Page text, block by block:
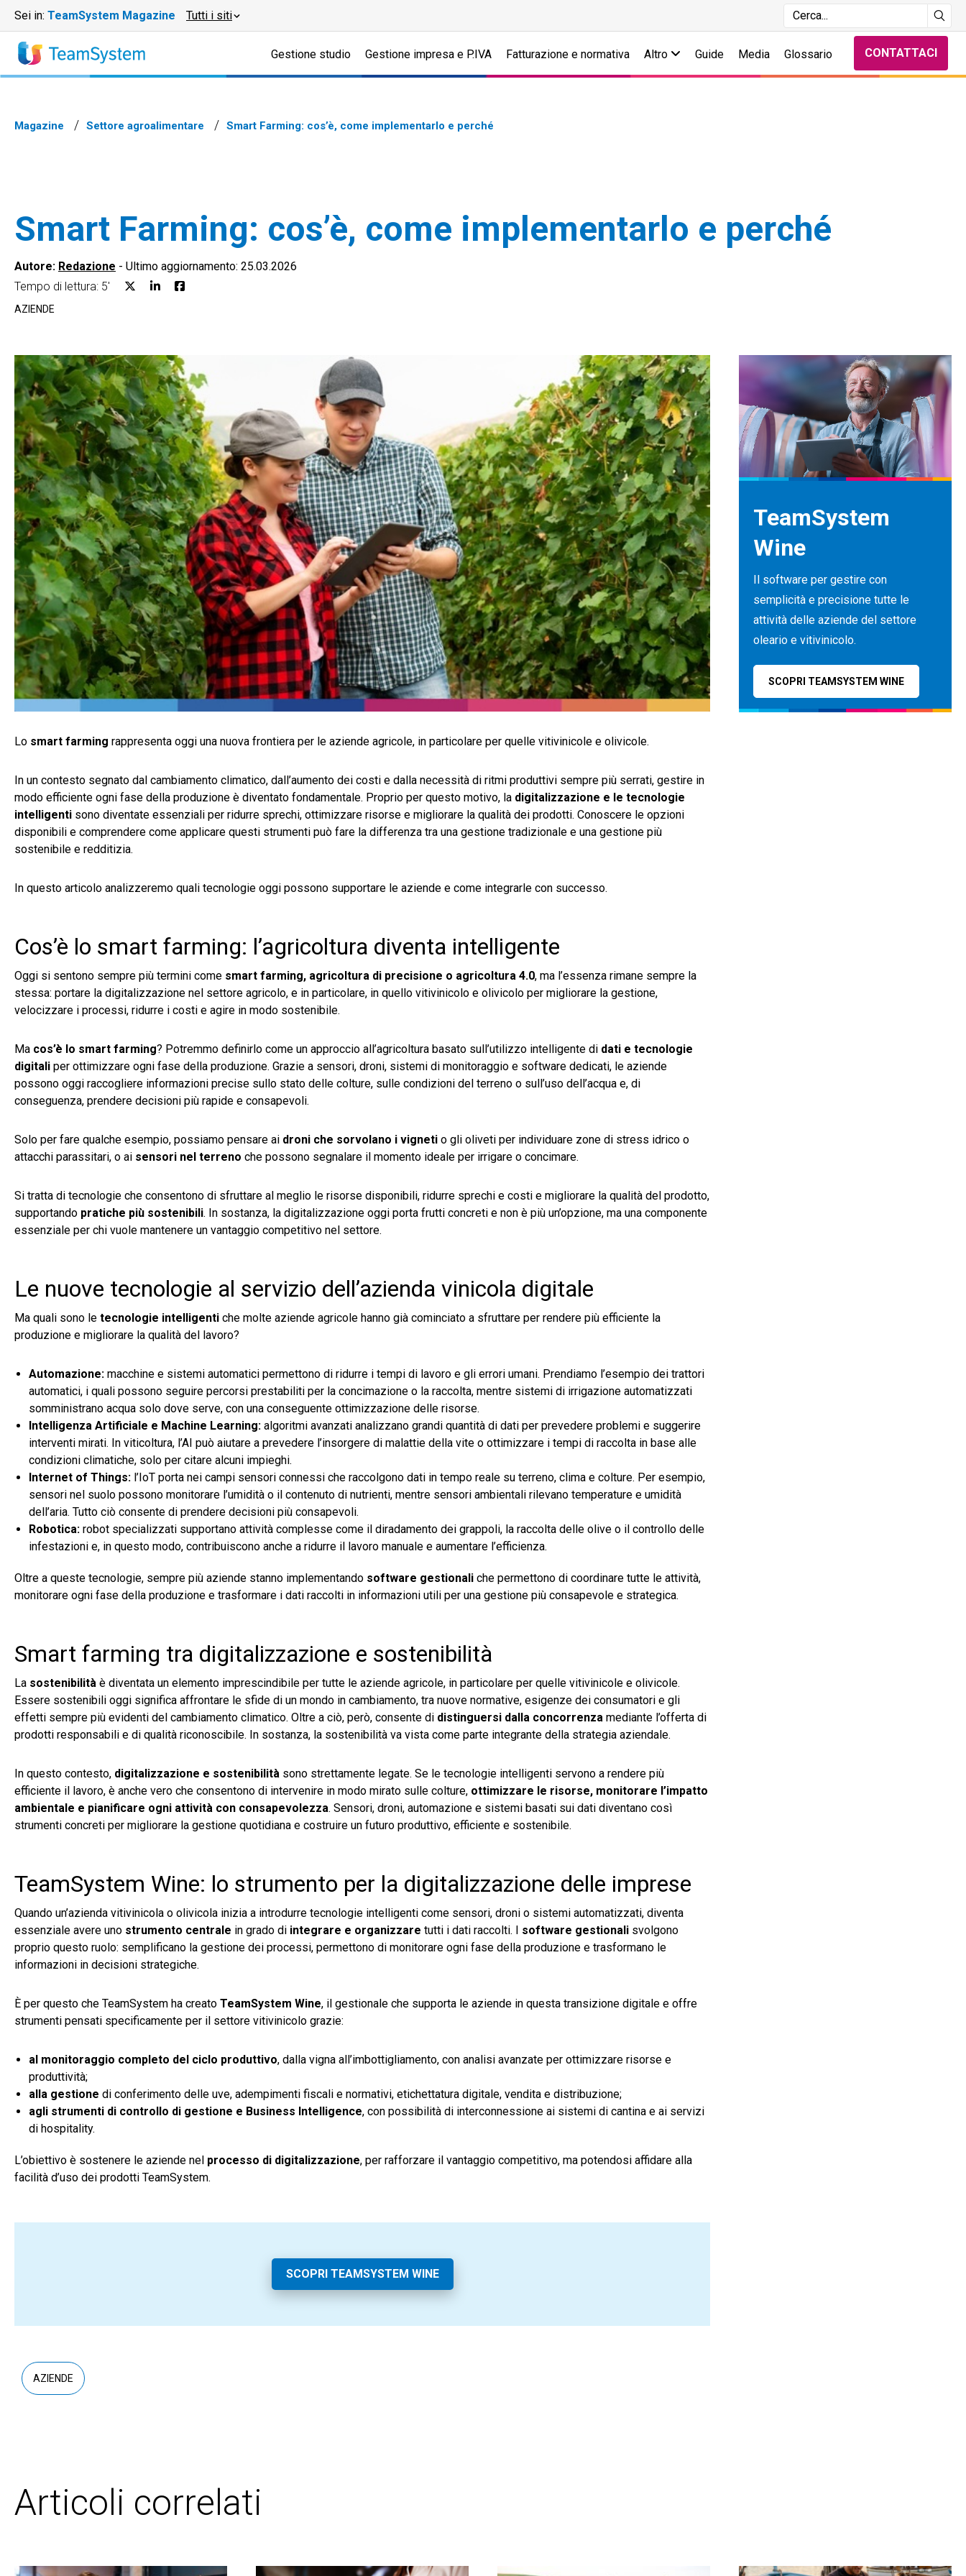
Sei in: TeamSystem Magazine Tutti i siti
Gestione studio Gestione impresa e P.IVA Fatturazione e normativa Altro Guide Media Glossario CONTATTACI
Magazine Settore agroalimentare Smart Farming: cos’è, come implementarlo e perché
Smart Farming: cos’è, come implementarlo e perché
Autore: Redazione - Ultimo aggiornamento: 25.03.2026
Tempo di lettura: 5'
AZIENDE
Lo smart farming rappresenta oggi una nuova frontiera per le aziende agricole, in particolare per quelle vitivinicole e olivicole.
In un contesto segnato dal cambiamento climatico, dall’aumento dei costi e dalla necessità di ritmi produttivi sempre più serrati, gestire in
modo efficiente ogni fase della produzione è diventato fondamentale. Proprio per questo motivo, la digitalizzazione e le tecnologie
intelligenti sono diventate essenziali per ridurre sprechi, ottimizzare risorse e migliorare la qualità dei prodotti. Conoscere le opzioni
disponibili e comprendere come applicare questi strumenti può fare la differenza tra una gestione tradizionale e una gestione più
sostenibile e redditizia.
In questo articolo analizzeremo quali tecnologie oggi possono supportare le aziende e come integrarle con successo.
Cos’è lo smart farming: l’agricoltura diventa intelligente
Oggi si sentono sempre più termini come smart farming, agricoltura di precisione o agricoltura 4.0, ma l’essenza rimane sempre la
stessa: portare la digitalizzazione nel settore agricolo, e in particolare, in quello vitivinicolo e olivicolo per migliorare la gestione,
velocizzare i processi, ridurre i costi e agire in modo sostenibile.
Ma cos’è lo smart farming? Potremmo definirlo come un approccio all’agricoltura basato sull’utilizzo intelligente di dati e tecnologie
digitali per ottimizzare ogni fase della produzione. Grazie a sensori, droni, sistemi di monitoraggio e software dedicati, le aziende
possono oggi raccogliere informazioni precise sullo stato delle colture, sulle condizioni del terreno o sull’uso dell’acqua e, di
conseguenza, prendere decisioni più rapide e consapevoli.
Solo per fare qualche esempio, possiamo pensare ai droni che sorvolano i vigneti o gli oliveti per individuare zone di stress idrico o
attacchi parassitari, o ai sensori nel terreno che possono segnalare il momento ideale per irrigare o concimare.
Si tratta di tecnologie che consentono di sfruttare al meglio le risorse disponibili, ridurre sprechi e costi e migliorare la qualità del prodotto,
supportando pratiche più sostenibili. In sostanza, la digitalizzazione oggi porta frutti concreti e non è più un’opzione, ma una componente
essenziale per chi vuole mantenere un vantaggio competitivo nel settore.
Le nuove tecnologie al servizio dell’azienda vinicola digitale
Ma quali sono le tecnologie intelligenti che molte aziende agricole hanno già cominciato a sfruttare per rendere più efficiente la
produzione e migliorare la qualità del lavoro?
Automazione: macchine e sistemi automatici permettono di ridurre i tempi di lavoro e gli errori umani. Prendiamo l’esempio dei trattori
automatici, i quali possono seguire percorsi prestabiliti per la concimazione o la raccolta, mentre sistemi di irrigazione automatizzati
somministrano acqua solo dove serve, con una conseguente ottimizzazione delle risorse.
Intelligenza Artificiale e Machine Learning: algoritmi avanzati analizzano grandi quantità di dati per prevedere problemi e suggerire
interventi mirati. In viticoltura, l’AI può aiutare a prevedere l’insorgere di malattie della vite o ottimizzare i tempi di raccolta in base alle
condizioni climatiche, solo per citare alcuni impieghi.
Internet of Things: l’IoT porta nei campi sensori connessi che raccolgono dati in tempo reale su terreno, clima e colture. Per esempio,
sensori nel suolo possono monitorare l’umidità o il contenuto di nutrienti, mentre sensori ambientali rilevano temperature e umidità
dell’aria. Tutto ciò consente di prendere decisioni più consapevoli.
Robotica: robot specializzati supportano attività complesse come il diradamento dei grappoli, la raccolta delle olive o il controllo delle
infestazioni e, in questo modo, contribuiscono anche a ridurre il lavoro manuale e aumentare l’efficienza.
Oltre a queste tecnologie, sempre più aziende stanno implementando software gestionali che permettono di coordinare tutte le attività,
monitorare ogni fase della produzione e trasformare i dati raccolti in informazioni utili per una gestione più consapevole e strategica.
Smart farming tra digitalizzazione e sostenibilità
La sostenibilità è diventata un elemento imprescindibile per tutte le aziende agricole, in particolare per quelle vitivinicole e olivicole.
Essere sostenibili oggi significa affrontare le sfide di un mondo in cambiamento, tra nuove normative, esigenze dei consumatori e gli
effetti sempre più evidenti del cambiamento climatico. Oltre a ciò, però, consente di distinguersi dalla concorrenza mediante l’offerta di
prodotti responsabili e di qualità riconoscibile. In sostanza, la sostenibilità va vista come parte integrante della strategia aziendale.
In questo contesto, digitalizzazione e sostenibilità sono strettamente legate. Se le tecnologie intelligenti servono a rendere più
efficiente il lavoro, è anche vero che consentono di intervenire in modo mirato sulle colture, ottimizzare le risorse, monitorare l’impatto
ambientale e pianificare ogni attività con consapevolezza. Sensori, droni, automazione e sistemi basati sui dati diventano così
strumenti concreti per migliorare la gestione quotidiana e costruire un futuro produttivo, efficiente e sostenibile.
TeamSystem Wine: lo strumento per la digitalizzazione delle imprese
Quando un’azienda vitivinicola o olivicola inizia a introdurre tecnologie intelligenti come sensori, droni o sistemi automatizzati, diventa
essenziale avere uno strumento centrale in grado di integrare e organizzare tutti i dati raccolti. I software gestionali svolgono
proprio questo ruolo: semplificano la gestione dei processi, permettono di monitorare ogni fase della produzione e trasformano le
informazioni in decisioni strategiche.
È per questo che TeamSystem ha creato TeamSystem Wine, il gestionale che supporta le aziende in questa transizione digitale e offre
strumenti pensati specificamente per il settore vitivinicolo grazie:
al monitoraggio completo del ciclo produttivo, dalla vigna all’imbottigliamento, con analisi avanzate per ottimizzare risorse e
produttività;
alla gestione di conferimento delle uve, adempimenti fiscali e normativi, etichettatura digitale, vendita e distribuzione;
agli strumenti di controllo di gestione e Business Intelligence, con possibilità di interconnessione ai sistemi di cantina e ai servizi
di hospitality.
L’obiettivo è sostenere le aziende nel processo di digitalizzazione, per rafforzare il vantaggio competitivo, ma potendosi affidare alla
facilità d’uso dei prodotti TeamSystem.
SCOPRI TEAMSYSTEM WINE
AZIENDE
TeamSystem
Wine
Il software per gestire con
semplicità e precisione tutte le
attività delle aziende del settore
oleario e vitivinicolo.
SCOPRI TEAMSYSTEM WINE
Articoli correlati